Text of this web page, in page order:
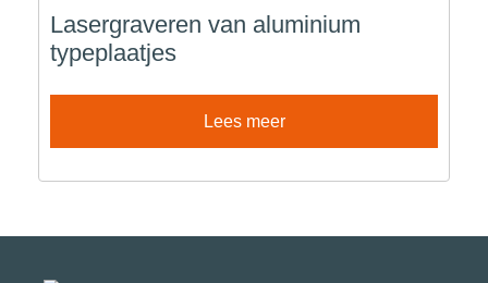
Lasergraveren van aluminium
typeplaatjes
Lees meer